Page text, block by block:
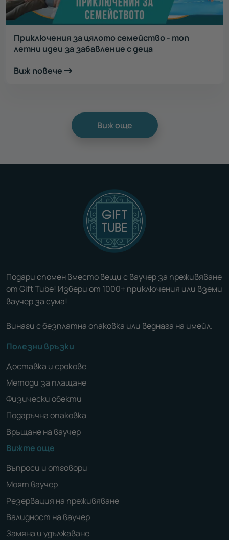
Приключения за цялото семейство - топ
летни идеи за забавление с деца
Виж повече
Виж още
Подари спомен вместо вещи с ваучер за преживяване
от Gift Tube! Избери от 1000+ приключения или вземи
ваучер за сума!
Винаги с безплатна опаковка или веднага на имейл.
Полезни връзки
Доставка и срокове
Методи за плащане
Физически обекти
Подаръчна опаковка
Връщане на ваучер
Вижте още
Въпроси и отговори
Моят ваучер
Резервация на преживяване
Валидност на ваучер
Замяна и удължаване